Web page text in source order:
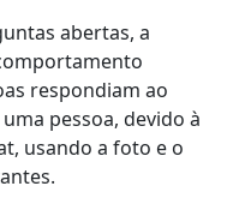
abertas, a
respondiam ao
pessoa, devido à
usando a foto e o